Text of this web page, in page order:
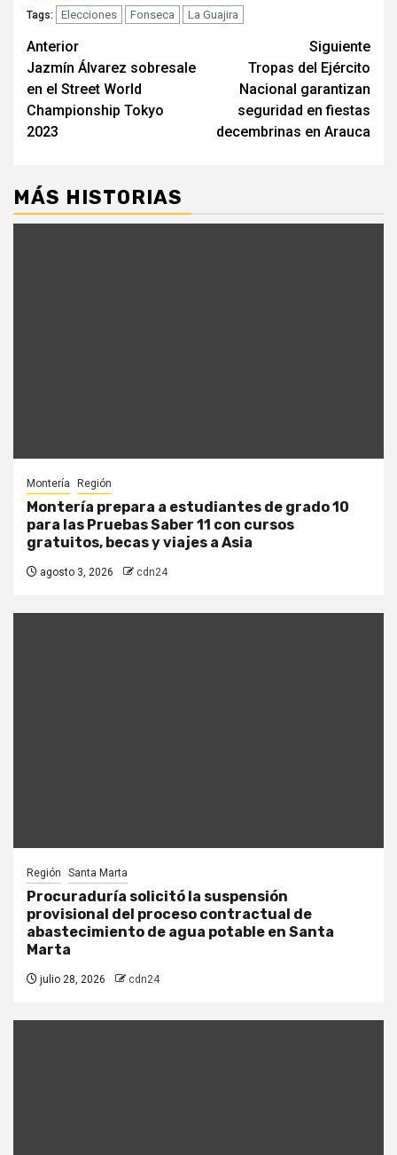
Tags: Elecciones Fonseca La Guajira
Seguir
leyendo
Anterior
Jazmín Álvarez sobresale
en el Street World
Championship Tokyo
2023
Siguiente
Tropas del Ejército
Nacional garantizan
seguridad en fiestas
decembrinas en Arauca
MÁS HISTORIAS
Montería Región
Montería prepara a estudiantes de grado 10
para las Pruebas Saber 11 con cursos
gratuitos, becas y viajes a Asia
agosto 3, 2026 cdn24
Región Santa Marta
Procuraduría solicitó la suspensión
provisional del proceso contractual de
abastecimiento de agua potable en Santa
Marta
julio 28, 2026 cdn24